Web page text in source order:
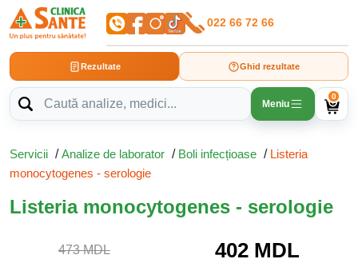
022 66 72 66
Rezultate Ghid rezultate
Meniu
0
Servicii /Analize de laborator / Boli infecțioase / Listeria
monocytogenes - serologie
Listeria monocytogenes - serologie
473 MDL 402 MDL